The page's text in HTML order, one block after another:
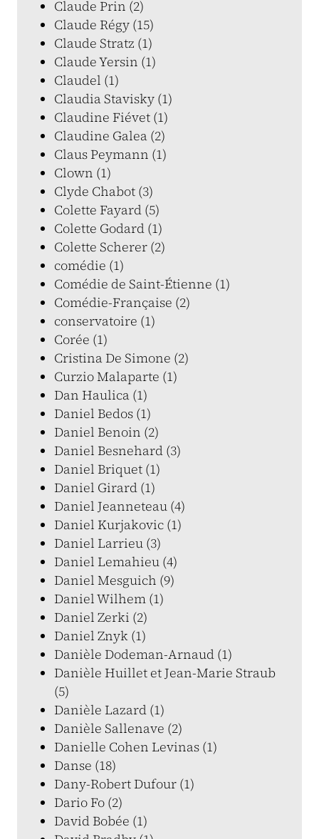
Claude Prin (2)
Claude Régy (15)
Claude Stratz (1)
Claude Yersin (1)
Claudel (1)
Claudia Stavisky (1)
Claudine Fiévet (1)
Claudine Galea (2)
Claus Peymann (1)
Clown (1)
Clyde Chabot (3)
Colette Fayard (5)
Colette Godard (1)
Colette Scherer (2)
comédie (1)
Comédie de Saint-Étienne (1)
Comédie-Française (2)
conservatoire (1)
Corée (1)
Cristina De Simone (2)
Curzio Malaparte (1)
Dan Haulica (1)
Daniel Bedos (1)
Daniel Benoin (2)
Daniel Besnehard (3)
Daniel Briquet (1)
Daniel Girard (1)
Daniel Jeanneteau (4)
Daniel Kurjakovic (1)
Daniel Larrieu (3)
Daniel Lemahieu (4)
Daniel Mesguich (9)
Daniel Wilhem (1)
Daniel Zerki (2)
Daniel Znyk (1)
Danièle Dodeman-Arnaud (1)
Danièle Huillet et Jean-Marie Straub
(5)
Danièle Lazard (1)
Danièle Sallenave (2)
Danielle Cohen Levinas (1)
Danse (18)
Dany-Robert Dufour (1)
Dario Fo (2)
David Bobée (1)